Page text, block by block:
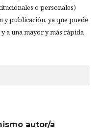
o personales)
y publicación, ya que puede
a una mayor y más rápida
autor/a